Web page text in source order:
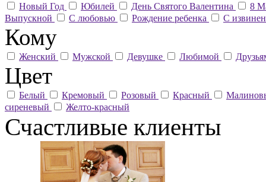
Новый Год Юбилей День Святого Валентина
8
Выпускной
С любовью Рождение ребенка С
Кому
Женский Мужской Девушке Любимой
Цвет
Белый Кремовый Розовый Красный
сиреневый
Желто-красный
Счастливые клиенты